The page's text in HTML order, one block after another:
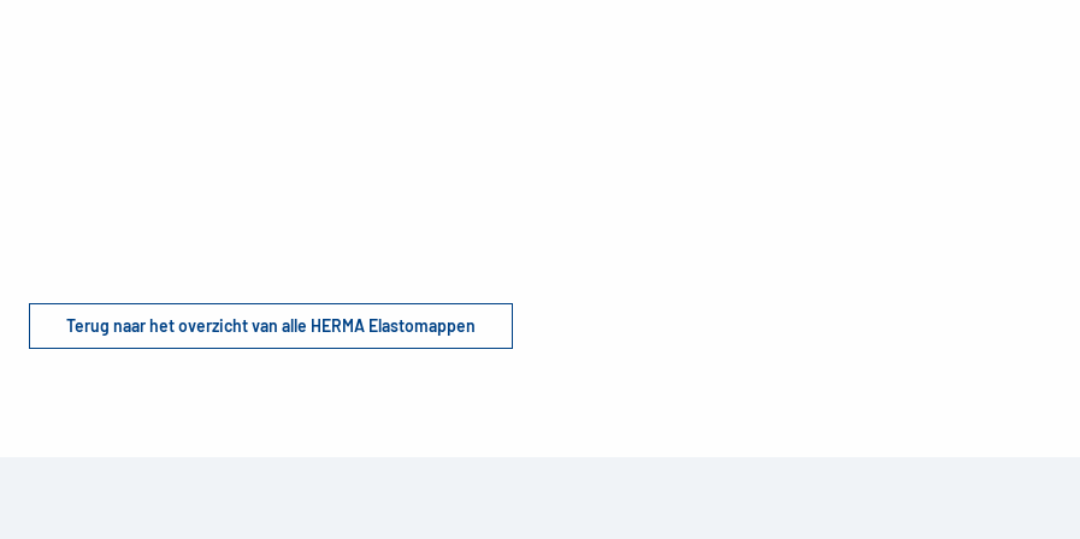
Terug naar het overzicht van alle HERMA Elastomappen